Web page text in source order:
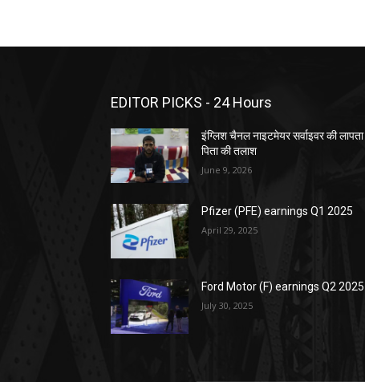
EDITOR PICKS - 24 Hours
इंग्लिश चैनल नाइटमेयर सर्वाइवर की लापता
पिता की तलाश
June 9, 2026
Pfizer (PFE) earnings Q1 2025
April 29, 2025
Ford Motor (F) earnings Q2 2025
July 30, 2025